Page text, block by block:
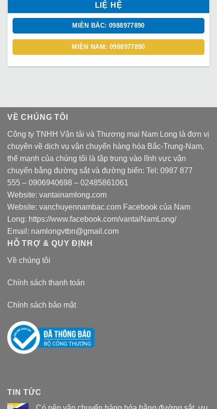
LIỆ HỆ
MIỀN BẮC: 0988977890
MIỀN NAM: 0988977890
VỀ CHÚNG TÔI
Công ty TNHH Vận tải và Thương mại Nam Long là đơn vị
chuyên về dịch vụ vận chuyển hàng hóa Bắc-Trung-Nam,
thế mạnh của chúng tôi là tập trung vào lĩnh vực vận
chuyển bằng đường sắt và đường biển: Tel: 0987 877
555 – 0906940698 – 02485861061
Website: vantainamlong.com
Website: vanchuyennambac.com Facebook của Nam
Long: https://www.facebook.com/vantaiNamLong/
Email: namlongvtbn@gmail.com
HỖ TRỢ & QUY ĐỊNH
Về chúng tôi
Chính sách thanh toán
Chính sách bảo mật
TIN TỨC